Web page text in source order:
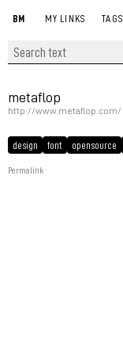
BM MY LINKS TAGS
metaflop
http://www.metaflop.com/
design font opensource
Permalink